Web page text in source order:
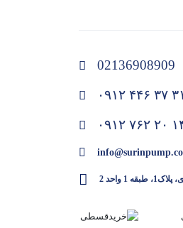
02136908909
۰۹۱۲ ۴۴۶ ۳۷ ۳۱
۷۶۲ ۲۰ ۱۴
1 واحد 2